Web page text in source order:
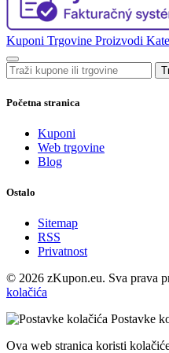
Kuponi Trgovine Proizvodi
Početna stranica
Kuponi
Web trgovine
Blog
Ostalo
Sitemap
RSS
Privatnost
© 2026 zKupon.eu. Sva prava
kolačića
Postavke
Ova web stranica koristi